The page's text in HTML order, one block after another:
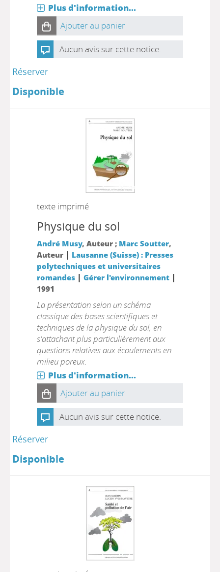
Plus d'information...
Ajouter au panier
Aucun avis sur cette notice.
Réserver
Disponible
texte imprimé
Physique du sol
André Musy, Auteur ; Marc Soutter,
Auteur | Lausanne (Suisse) : Presses
polytechniques et universitaires
romandes| Gérer l'environnement|
1991
La présentation selon un schéma
classique des bases scientifiques et
techniques de la physique du sol, en
s'attachant plus particulièrement aux
questions relatives aux écoulements en
milieu poreux.
Plus d'information...
Ajouter au panier
Aucun avis sur cette notice.
Réserver
Disponible